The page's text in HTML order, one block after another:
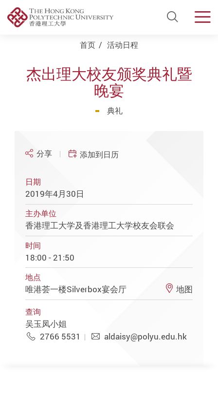
Open
首页 活动日程
杰出理大校友颁奖典礼暨
晚宴
典礼
分享 添加到日历
日期
2019年4月30日
主办单位
香港理工大学及香港理工大学校友会联会
时间
18:00 - 21:50
地点
唯港荟一楼Silverbox宴会厅 地图
查询
吴玉凤小姐
2766 5531
aldaisy@polyu.edu.hk